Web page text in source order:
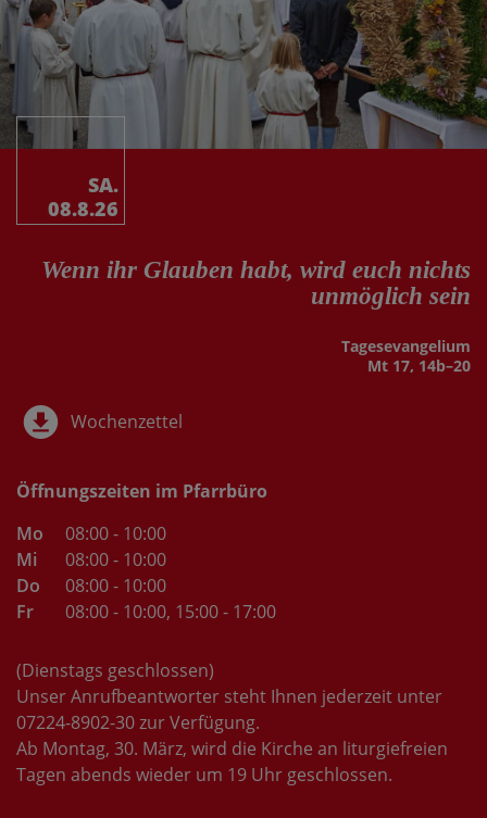
SA.
08.8.26
Wenn ihr Glauben habt, wird euch nichts
unmöglich sein
Tages­evangelium
Mt 17, 14b–20
Wochenzettel
Öffnungszeiten im Pfarrbüro
Mo
08:00 - 10:00
Mi
08:00 - 10:00
Do
08:00 - 10:00
Fr
08:00 - 10:00, 15:00 - 17:00
(Dienstags geschlossen)
Unser Anrufbeantworter steht Ihnen jederzeit unter
07224-8902-30 zur Verfügung.
Ab Montag, 30. März, wird die Kirche an liturgiefreien
Tagen abends wieder um 19 Uhr geschlossen.